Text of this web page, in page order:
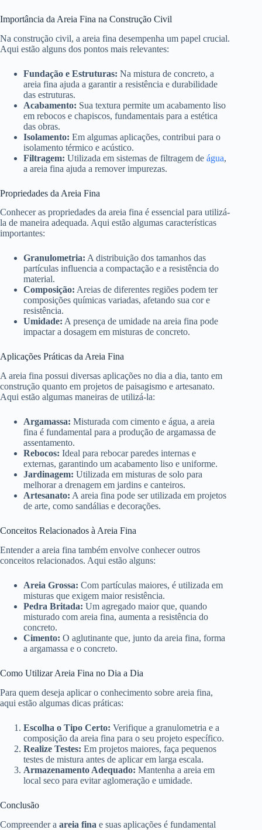
Importância da Areia Fina na Construção Civil
Na construção civil, a areia fina desempenha um papel crucial.
Aqui estão alguns dos pontos mais relevantes:
Fundação e Estruturas: Na mistura de concreto, a
areia fina ajuda a garantir a resistência e durabilidade
das estruturas.
Acabamento: Sua textura permite um acabamento liso
em rebocos e chapiscos, fundamentais para a estética
das obras.
Isolamento: Em algumas aplicações, contribui para o
isolamento térmico e acústico.
Filtragem: Utilizada em sistemas de filtragem de água,
a areia fina ajuda a remover impurezas.
Propriedades da Areia Fina
Conhecer as propriedades da areia fina é essencial para utilizá-
la de maneira adequada. Aqui estão algumas características
importantes:
Granulometria: A distribuição dos tamanhos das
partículas influencia a compactação e a resistência do
material.
Composição: Areias de diferentes regiões podem ter
composições químicas variadas, afetando sua cor e
resistência.
Umidade: A presença de umidade na areia fina pode
impactar a dosagem em misturas de concreto.
Aplicações Práticas da Areia Fina
A areia fina possui diversas aplicações no dia a dia, tanto em
construção quanto em projetos de paisagismo e artesanato.
Aqui estão algumas maneiras de utilizá-la:
Argamassa: Misturada com cimento e água, a areia
fina é fundamental para a produção de argamassa de
assentamento.
Rebocos: Ideal para rebocar paredes internas e
externas, garantindo um acabamento liso e uniforme.
Jardinagem: Utilizada em misturas de solo para
melhorar a drenagem em jardins e canteiros.
Artesanato: A areia fina pode ser utilizada em projetos
de arte, como sandálias e decorações.
Conceitos Relacionados à Areia Fina
Entender a areia fina também envolve conhecer outros
conceitos relacionados. Aqui estão alguns:
Areia Grossa: Com partículas maiores, é utilizada em
misturas que exigem maior resistência.
Pedra Britada: Um agregado maior que, quando
misturado com areia fina, aumenta a resistência do
concreto.
Cimento: O aglutinante que, junto da areia fina, forma
a argamassa e o concreto.
Como Utilizar Areia Fina no Dia a Dia
Para quem deseja aplicar o conhecimento sobre areia fina,
aqui estão algumas dicas práticas:
Escolha o Tipo Certo: Verifique a granulometria e a
composição da areia fina para o seu projeto específico.
Realize Testes: Em projetos maiores, faça pequenos
testes de mistura antes de aplicar em larga escala.
Armazenamento Adequado: Mantenha a areia em
local seco para evitar aglomeração e umidade.
Conclusão
Compreender a areia fina e suas aplicações é fundamental